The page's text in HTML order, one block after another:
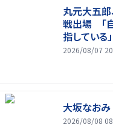
丸元大五郎
戦出場 「
指している」
2026/08/07
大坂なお
2026/08/08